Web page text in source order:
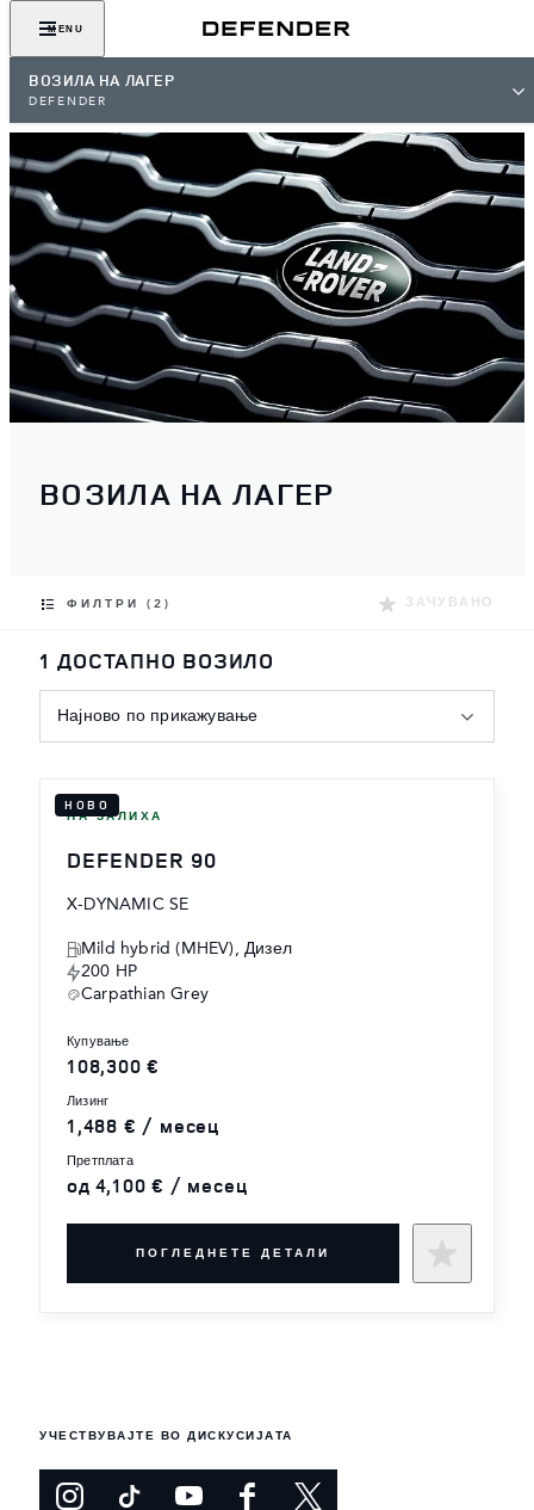
MENU
ВОЗИЛА НА ЛАГЕР
DEFENDER
ВОЗИЛА НА ЛАГЕР
ФИЛТРИ (2) ЗАЧУВАНО
1 ДОСТАПНО ВОЗИЛО
Најново по прикажување
НОВО
НА ЗАЛИХА
DEFENDER 90
X-DYNAMIC SE
Mild hybrid (MHEV), Дизел
200 HP
Carpathian Grey
купување
108,300 €
лизинг
1,488 € / месец
претплата
од 4,100 € / месец
ПОГЛЕДНЕТЕ ДЕТАЛИ
УЧЕСТВУВАЈТЕ ВО ДИСКУСИЈАТА